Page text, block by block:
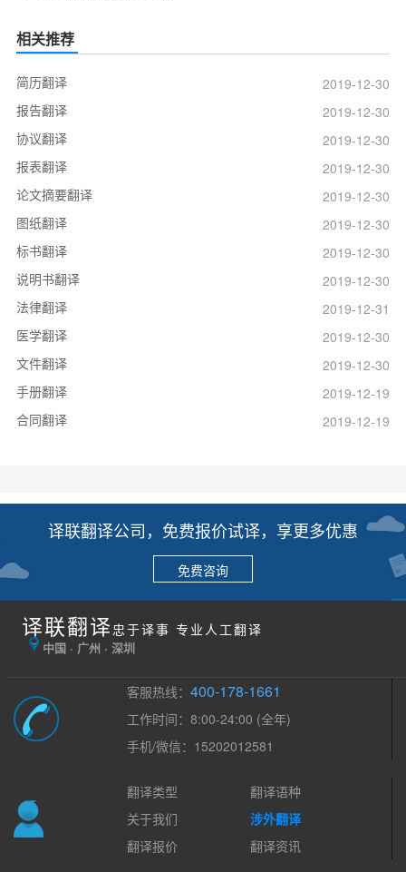
相关推荐
简历翻译
2019-12-30
报告翻译
2019-12-30
协议翻译
2019-12-30
报表翻译
2019-12-30
论文摘要翻译
2019-12-30
图纸翻译
2019-12-30
标书翻译
2019-12-30
说明书翻译
2019-12-30
法律翻译
2019-12-31
医学翻译
2019-12-30
文件翻译
2019-12-30
手册翻译
2019-12-19
合同翻译
2019-12-19
译联翻译公司，免费报价试译，享更多优惠
免费咨询
译联翻译 忠于译事 专业人工翻译
中国 · 广州 · 深圳
客服热线：400-178-1661
工作时间：8:00-24:00 (全年)
手机/微信：15202012581
翻译类型
翻译语种
关于我们
涉外翻译
翻译报价
翻译资讯